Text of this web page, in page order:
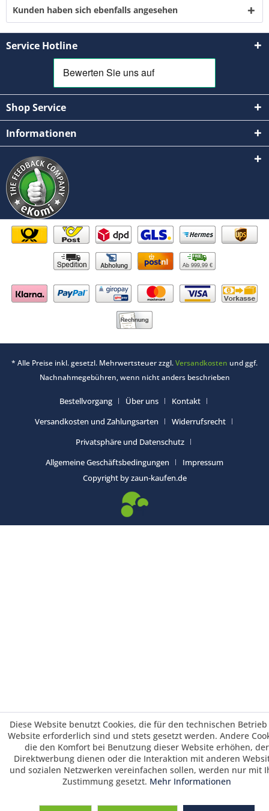
Kunden haben sich ebenfalls angesehen
Service Hotline
Shop Service
Informationen
Ab 999,99 €
* Alle Preise inkl. gesetzl. Mehrwertsteuer zzgl.Versandkosten und ggf.
Nachnahmegebühren, wenn nicht anders beschrieben
Bestellvorgang Über uns
Kontakt
Versandkosten und Zahlungsarten
Widerrufsrecht
Privatsphäre und Datenschutz
Allgemeine Geschäftsbedingungen
Impressum
Copyright by zaun-kaufen.de
Diese Website benutzt Cookies, die für den technischen
Website erforderlich sind und stets gesetzt werden. Andere
die den Komfort bei Benutzung dieser Website erhöhen, der
Direktwerbung dienen oder die Interaktion mit anderen
und sozialen Netzwerken vereinfachen sollen, werden nur mit
Zustimmung gesetzt. Mehr Informationen